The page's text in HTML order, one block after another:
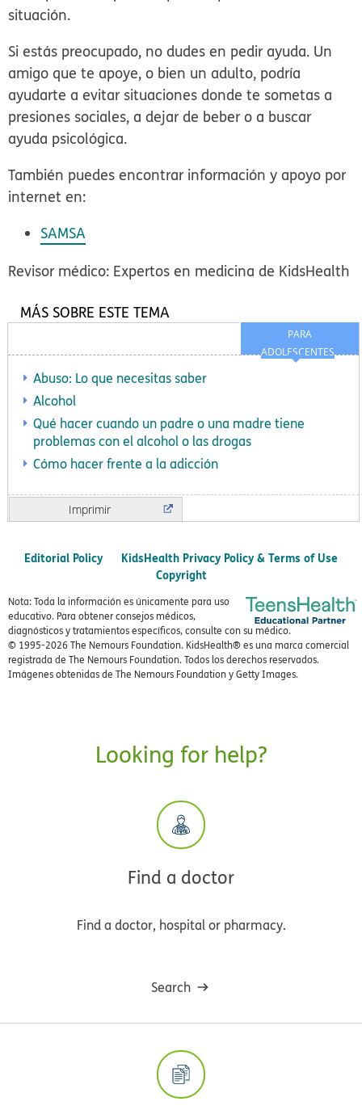
situación.
Si estás preocupado, no dudes en pedir ayuda. Un
amigo que te apoye, o bien un adulto, podría
ayudarte a evitar situaciones donde te sometas a
presiones sociales, a dejar de beber o a buscar
ayuda psicológica.
También puedes encontrar información y apoyo por
internet en:
SAMSA
Revisor médico: Expertos en medicina de KidsHealth
PARA
ADOLESCENTES
MÁS SOBRE ESTE TEMA
Abuso: Lo que necesitas saber
Alcohol
Qué hacer cuando un padre o una madre tiene
problemas con el alcohol o las drogas
Cómo hacer frente a la adicción
Imprimir
Editorial Policy
KidsHealth Privacy Policy & Terms of Use
Copyright
Nota: Toda la información es únicamente para uso
educativo. Para obtener consejos médicos,
diagnósticos y tratamientos específicos, consulte con su médico.
© 1995-2026 The Nemours Foundation. KidsHealth® es una marca comercial
registrada de The Nemours Foundation. Todos los derechos reservados.
Imágenes obtenidas de The Nemours Foundation y Getty Images.
Looking for help?
Find a doctor
Find a doctor, hospital or pharmacy.
Search